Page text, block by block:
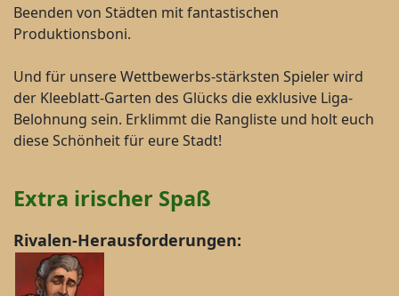
Beenden von Städten mit fantastischen
Produktionsboni.
Und für unsere Wettbewerbs-stärksten Spieler wird
der Kleeblatt-Garten des Glücks die exklusive Liga-
Belohnung sein. Erklimmt die Rangliste und holt euch
diese Schönheit für eure Stadt!
Extra irischer Spaß
Rivalen-Herausforderungen: